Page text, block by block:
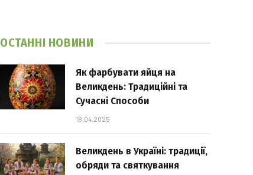
ОСТАННІ НОВИНИ
Як фарбувати яйця на
Великдень: Традиційні та
Сучасні Способи
18.04.2025
Великдень в Україні: традиції,
обряди та святкування